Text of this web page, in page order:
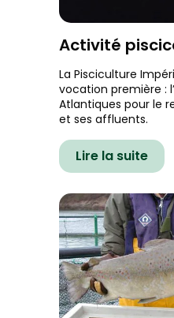
Activité
La Pisciculture
vocation première :
Atlantiques pour le
et ses affluents.
Lire la suite